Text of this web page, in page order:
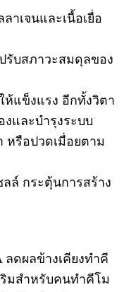
าเจนและเนื้อเยื่อ
รับสภาวะสมดุลของ
ห้แข็งแรง อีกทั้งวิตา
งและบำรุงระบบ
หรือปวดเมื่อยตาม
ลล์ กระตุ้นการสร้าง
ลดผลข้างเคียงทำคี
มสำหรับคนทำคีโม